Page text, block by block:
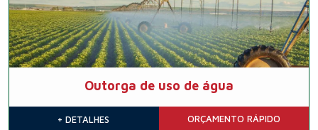
Outorga de uso de água
+ DETALHES ORÇAMENTO RÁPIDO